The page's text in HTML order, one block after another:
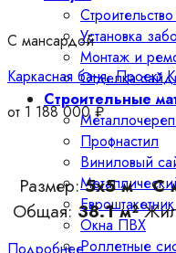
Установка
Монтаж и
Отделка
Строительные
Профнастил
Виниловый
Евроштакетник
Окна ПВХ
Роллетные
С мансардой
Каркасная баня. Проект
от 1 188 000₽
Размер:5х5 м
С
Общая: 38.1 м²